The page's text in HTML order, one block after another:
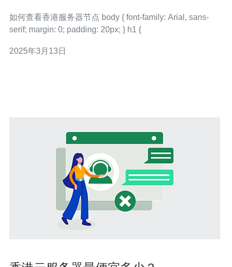
如何查看香港服务器节点 body { font-family: Arial, sans-
serif; margin: 0; padding: 20px; } h1 {
2025年3月13日